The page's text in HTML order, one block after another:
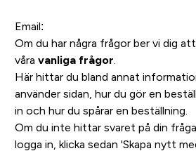
Email:
Om du har några frågor ber vi dig
våra vanliga frågor
Här hittar du bland annat
använder sidan, hur du gör en
in och hur du spårar en beställning.
Om du inte hittar svaret på din
logga in, klicka sedan 'Skapa nytt